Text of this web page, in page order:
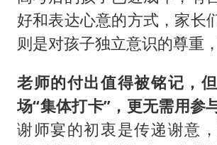
好和表达心意的方式，家长
则是对孩子独立意识的尊重
老师的付出值得被铭记，
场“集体打卡”，更无需用参
谢师宴的初衷是传递谢意